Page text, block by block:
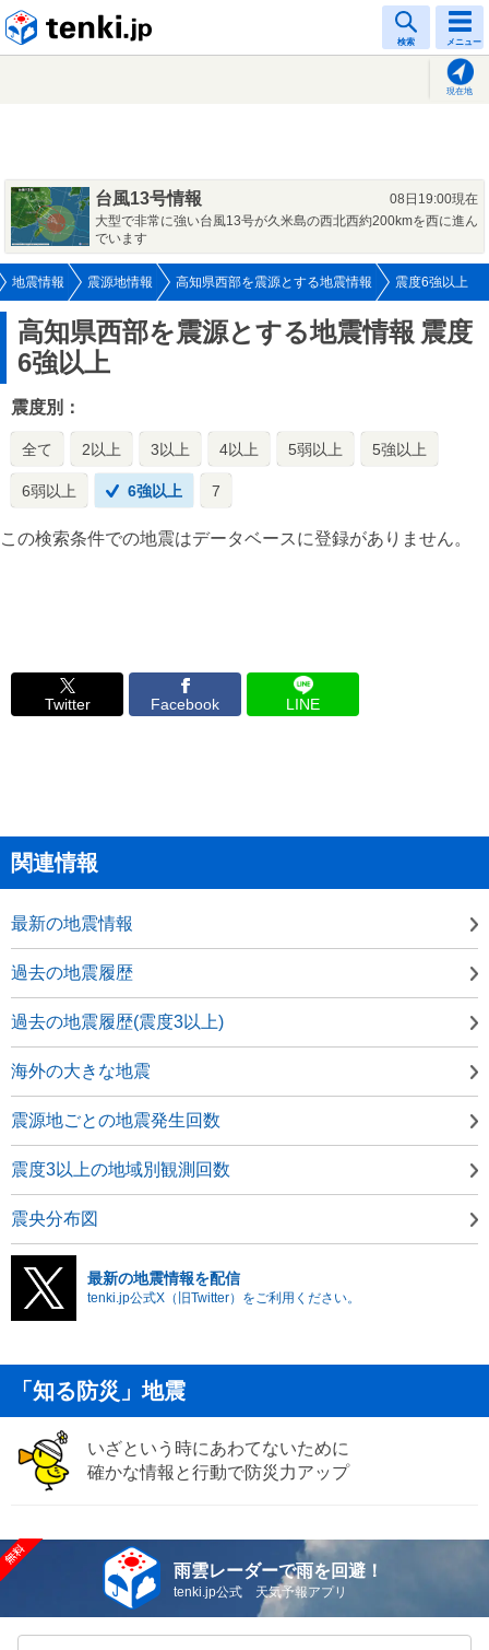
検索 メニュー
現在地
台風13号情報
08日19:00現在
大型で非常に強い台風13号が久米島の西北西約200kmを西に進ん
でいます
地震情報 震源地情報 高知県西部を震源とする地震情報 震度6強以上
高知県西部を震源とする地震情報 震度
6強以上
震度別：
全て 2以上 3以上 4以上 5弱以上 5強以上
6弱以上 6強以上 7
この検索条件での地震はデータベースに登録がありません。
Twitter Facebook LINE
関連情報
最新の地震情報
過去の地震履歴
過去の地震履歴(震度3以上)
海外の大きな地震
震源地ごとの地震発生回数
震度3以上の地域別観測回数
震央分布図
最新の地震情報を配信
tenki.jp公式X（旧Twitter）をご利用ください。
「知る防災」地震
いざという時にあわてないために
確かな情報と行動で防災力アップ
雨雲レーダーで雨を回避！
tenki.jp公式 天気予報アプリ